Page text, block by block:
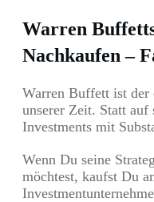
Warren
Nachkaufen –
Warren Buffett ist
unserer Zeit. Statt auf
Investments mit
Wenn Du seine
möchtest, kaufst Du